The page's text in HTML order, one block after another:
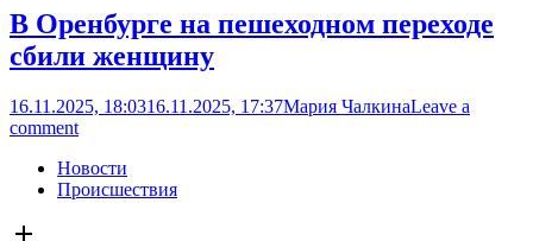
В Оренбурге на пешеходном переходе
сбили женщину
16.11.2025, 18:0316.11.2025, 17:37Мария ЧалкинаLeave a
comment
Новости
Происшествия
Open